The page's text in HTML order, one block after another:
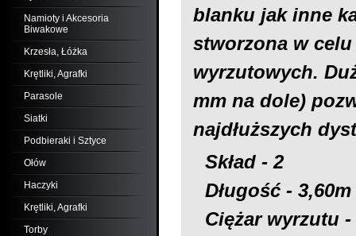
Namioty i Akcesoria
Biwakowe
Krzesła, Łóżka
Krętliki, Agrafki
Parasole
Siatki
Podbieraki i Sztyce
Ołów
Haczyki
Krętliki, Agrafki
Torby
blanku jak inne
stworzona w
wyrzutowych.
mm na dole)
najdłuższych
Skład - 2
Długość - 3,60m
Ciężar wyrzutu -